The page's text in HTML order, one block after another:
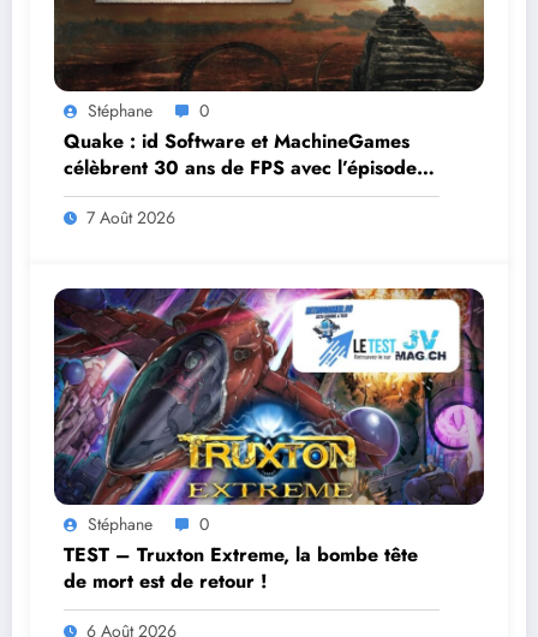
Stéphane 0
Quake : id Software et MachineGames
célèbrent 30 ans de FPS avec l’épisode
gratuit Dawn of the Machine
7 Août 2026
Stéphane 0
TEST – Truxton Extreme, la bombe tête
de mort est de retour !
6 Août 2026